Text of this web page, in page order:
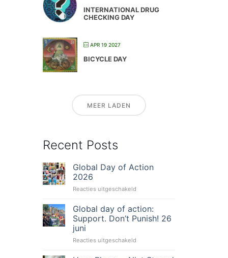
INTERNATIONAL DRUG
CHECKING DAY
APR 19 2027
BICYCLE DAY
MEER LADEN
Recent Posts
Global Day of Action
2026
Reacties uitgeschakeld
Day
of
Action
Global day of action:
Support. Don’t Punish! 26
juni
Reacties uitgeschakeld